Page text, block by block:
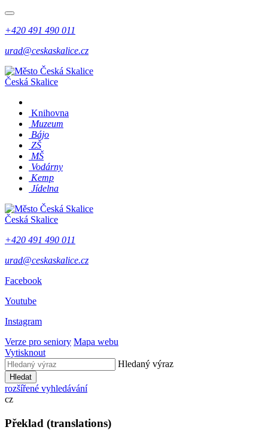
+420 491 490 011
urad@ceskaskalice.cz
Česká Skalice
Knihovna
Muzeum
Bájo
ZŠ
MŠ
Vodárny
Kemp
Jídelna
Česká Skalice
+420 491 490 011
urad@ceskaskalice.cz
Facebook
Youtube
Instagram
Verze pro seniory Mapa webu
Vytisknout
Hledaný výraz
Hledat
rozšířené vyhledávání
cz
Překlad (translations)